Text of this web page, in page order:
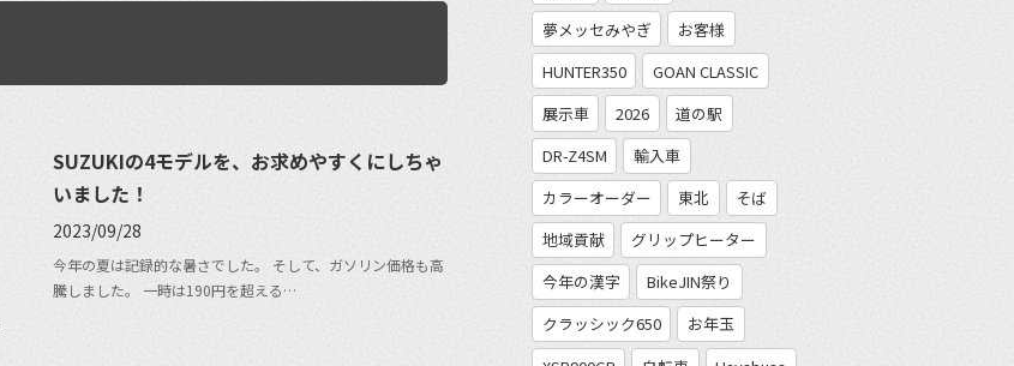
SUZUKIの4モデルを、お求めやすくにしちゃ
いました！
2023/09/28
今年の夏は記録的な暑さでした。 そして、ガソリン価格も高
騰しました。 一時は190円を超える…
夢メッセみやぎ
お客様
HUNTER350
GOAN CLASSIC
展示車
2026
道の駅
DR-Z4SM
輸入車
カラーオーダー
東北
そば
地域貢献
グリップヒーター
今年の漢字
BikeJIN祭り
クラッシック650
お年玉